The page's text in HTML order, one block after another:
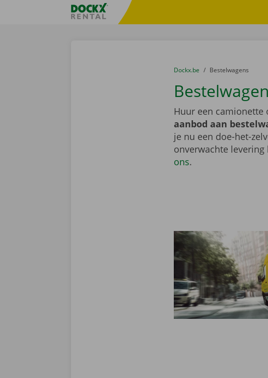
Taalselectie overslaanFratello DEMO
U bevindt zich hier:
van
Dockx.be naar
Bestelwagens
Huur een camionette
aanbod aan
je nu een doe-het-
onverwachte
ons.